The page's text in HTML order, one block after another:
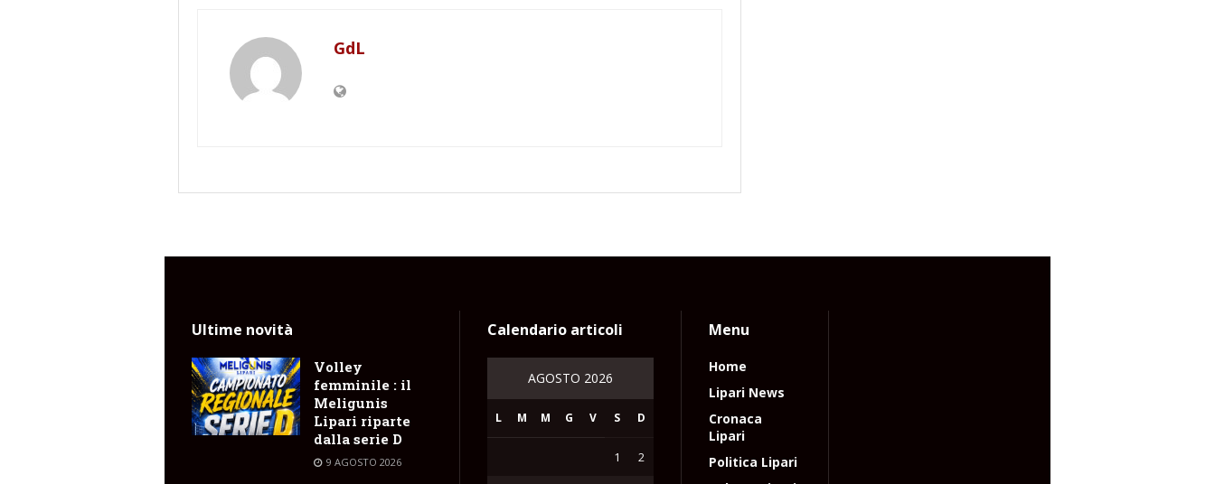
GdL
Ultime novità
Volley
femminile : il
Meligunis
Lipari riparte
dalla serie D
9 AGOSTO 2026
Calendario articoli
AGOSTO 2026
L M M G V S D
1 2
Menu
Home
Lipari News
Cronaca
Lipari
Politica Lipari